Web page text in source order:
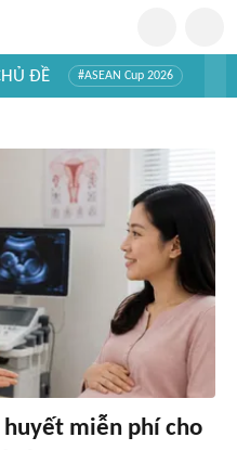
ĐỀ #ASEAN Cup 2026
miễn phí cho